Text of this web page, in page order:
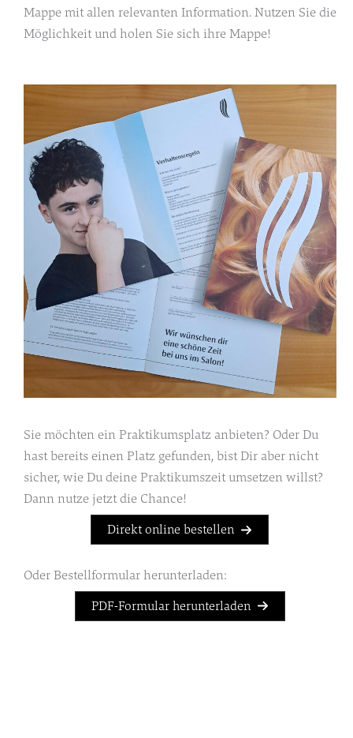
Mappe mit allen relevanten Information. Nutzen Sie die
Möglichkeit und holen Sie sich ihre Mappe!
Sie möchten ein Praktikumsplatz anbieten? Oder Du
hast bereits einen Platz gefunden, bist Dir aber nicht
sicher, wie Du deine Praktikumszeit umsetzen willst?
Dann nutze jetzt die Chance!
Direkt online bestellen
Oder Bestellformular herunterladen:
PDF-Formular herunterladen